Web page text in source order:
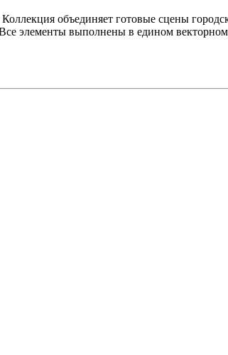
объединяет готовые сцены
элементы выполнены в едином векторном